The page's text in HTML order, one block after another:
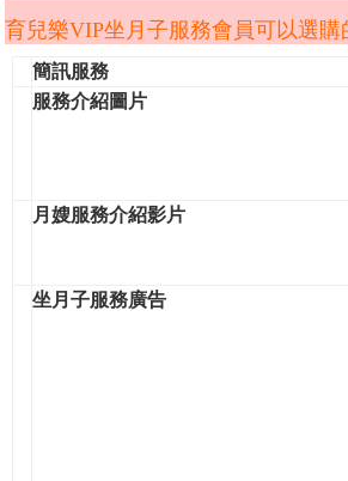
育兒樂VIP坐月子服務會員可以選購
簡訊服務
服務介紹圖片
月嫂服務介紹影片
坐月子服務廣告